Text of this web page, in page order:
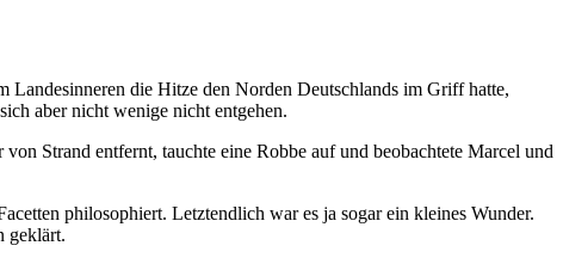
die Hitze den Norden Deutschlands im Griff hatte,
aber nicht wenige nicht entgehen.
Strand entfernt, tauchte eine Robbe auf und beobachtete Marcel und
philosophiert. Letztendlich war es ja sogar ein kleines Wunder.
geklärt.